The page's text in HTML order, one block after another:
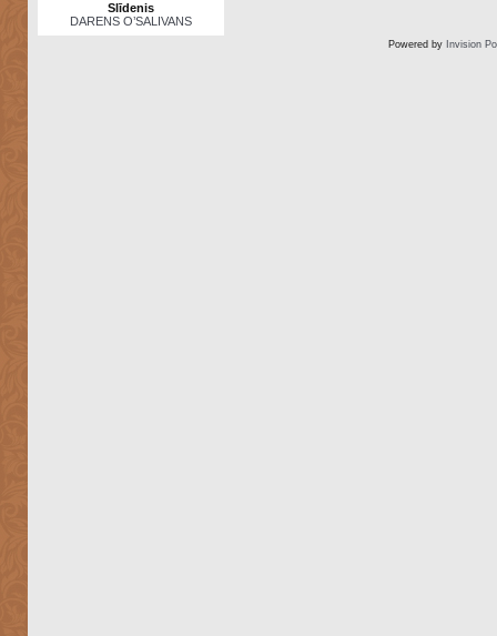
Slīdenis
DARENS O’SALIVANS
Powered by Invision